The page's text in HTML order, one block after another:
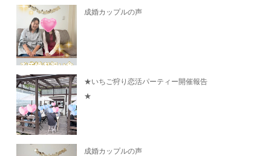
成婚カップルの声
★いちご狩り恋活パーティー開催報告
★
成婚カップルの声